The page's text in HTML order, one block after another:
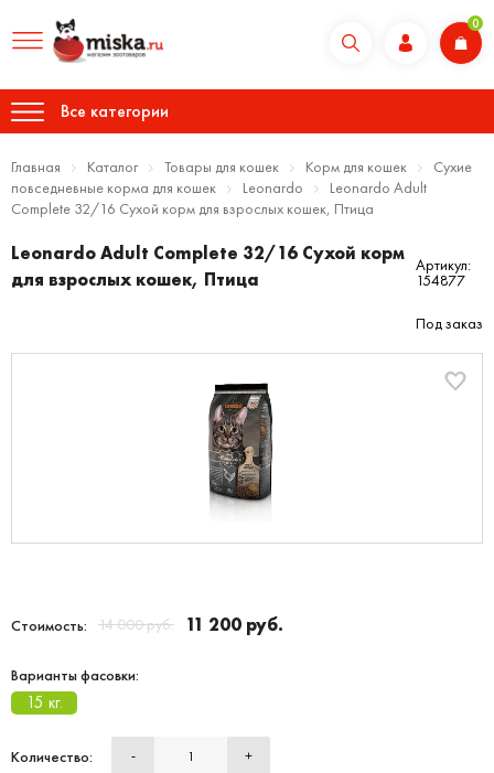
0
Все категории
Главная Каталог Товары для кошек Корм для кошек
Сухие
повседневные корма для кошек
Leonardo
Leonardo Adult
Сomplete 32/16 Сухой корм для взрослых кошек, Птица
Leonardo Adult Сomplete 32/16 Сухой корм
для взрослых кошек, Птица
Артикул:
154877
Под заказ
Стоимость: 14 000 руб. 11 200 руб.
Варианты фасовки:
15 кг.
Количество: - +